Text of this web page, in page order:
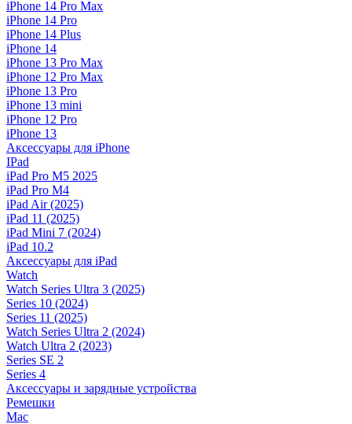
iPhone 14 Pro Max
iPhone 14 Pro
iPhone 14 Plus
iPhone 14
iPhone 13 Pro Max
iPhone 12 Pro Max
iPhone 13 Pro
iPhone 13 mini
iPhone 12 Pro
iPhone 13
Аксессуары для iPhone
IPad
iPad Pro M5 2025
iPad Pro M4
iPad Air (2025)
iPad 11 (2025)
iPad Mini 7 (2024)
iPad 10.2
Аксессуары для iPad
Watch
Watch Series Ultra 3 (2025)
Series 10 (2024)
Series 11 (2025)
Watch Series Ultra 2 (2024)
Watch Ultra 2 (2023)
Series SE 2
Series 4
Аксессуары и зарядные устройства
Ремешки
Mac